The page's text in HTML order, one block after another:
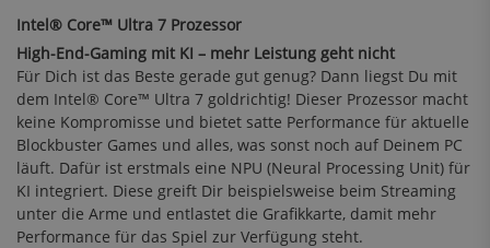
Intel® Core™ Ultra 7 Prozessor
High-End-Gaming mit KI – mehr Leistung geht nicht
Für Dich ist das Beste gerade gut genug? Dann liegst Du mit
dem Intel® Core™ Ultra 7 goldrichtig! Dieser Prozessor macht
keine Kompromisse und bietet satte Performance für aktuelle
Blockbuster Games und alles, was sonst noch auf Deinem PC
läuft. Dafür ist erstmals eine NPU (Neural Processing Unit) für
KI integriert. Diese greift Dir beispielsweise beim Streaming
unter die Arme und entlastet die Grafikkarte, damit mehr
Performance für das Spiel zur Verfügung steht.